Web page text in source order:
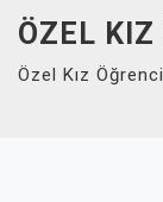
Skip
content
ÖZEL KIZ
Özel Kız